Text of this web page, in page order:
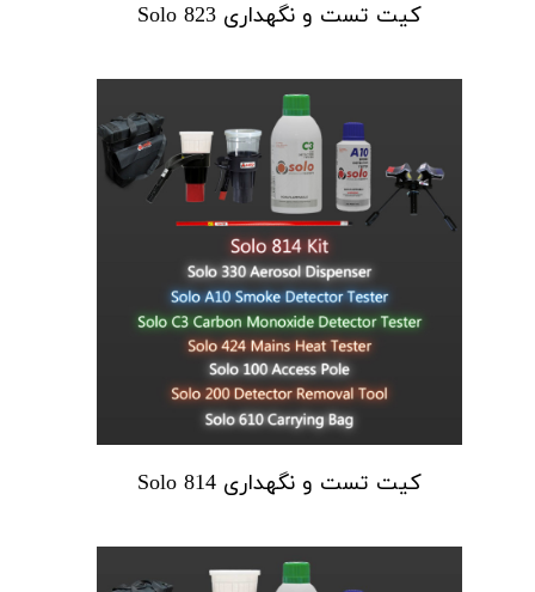
کیت تست و نگهداری Solo 823
کیت تست و نگهداری Solo 814